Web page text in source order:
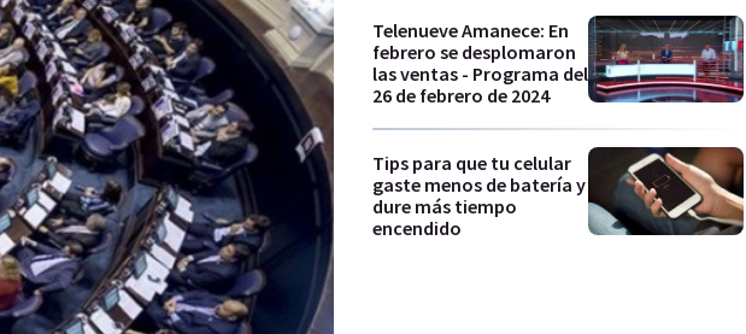
Telenueve Amanece: En
febrero se desplomaron
las ventas - Programa del
26 de febrero de 2024
Tips para que tu celular
gaste menos de batería y
dure más tiempo
encendido